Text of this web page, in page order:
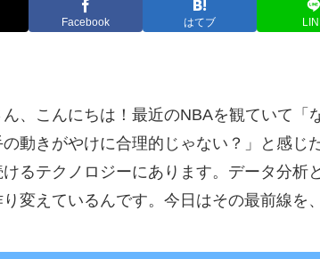
Facebook はてブ
、こんにちは！最近のNBAを観ていて「
動きがやけに合理的じゃない？」と感じ
るテクノロジーにあります。データ分析
変えているんです。今日はその最前線を